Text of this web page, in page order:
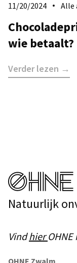
11/20/2024 Alle
wie betaalt?
Verder lezen →
Natuurlijk
Vindhier
OHNE Zwalm